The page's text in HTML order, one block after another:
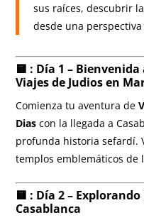
sus raíces, descubrir
desde una
🟨 : Día 1 –
Viajes de Judios en
Comienza tu aventura de
Diascon la llegada a
profunda historia sefardí.
templos emblemáticos
🟨 : Día 2 –
Casablanca